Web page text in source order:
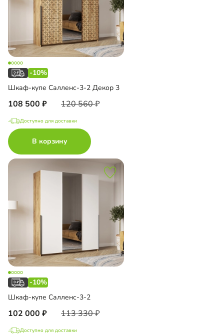
-10%
Шкаф-купе Салленс-3-2 Декор 3
108 500 120 560
Доступно для доставки
В корзину
-10%
Шкаф-купе Салленс-3-2
102 000 113 330
Доступно для доставки